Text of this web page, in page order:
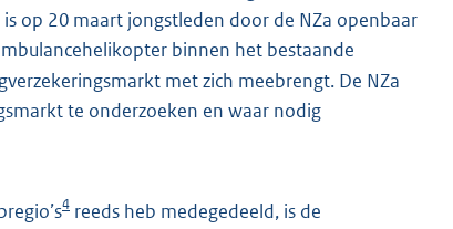
op 20 maart jongstleden door de NZa openbaar
binnen het bestaande
met zich meebrengt. De NZa
te onderzoeken en waar nodig
4 reeds heb medegedeeld, is de